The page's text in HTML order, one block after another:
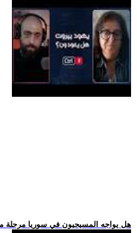
.. هل يواجه المسيحيون في سوريا مرحلة